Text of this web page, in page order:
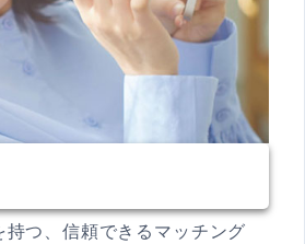
持つ、信頼できるマッチング